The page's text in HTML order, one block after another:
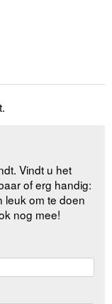
Vindt u het
of erg handig:
leuk om te doen
nog mee!